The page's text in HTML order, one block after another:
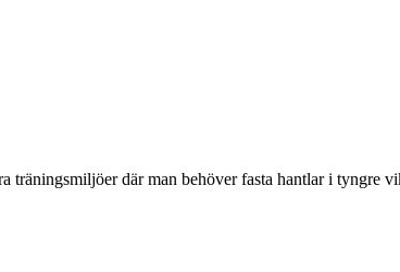
där man behöver fasta hantlar i tyngre